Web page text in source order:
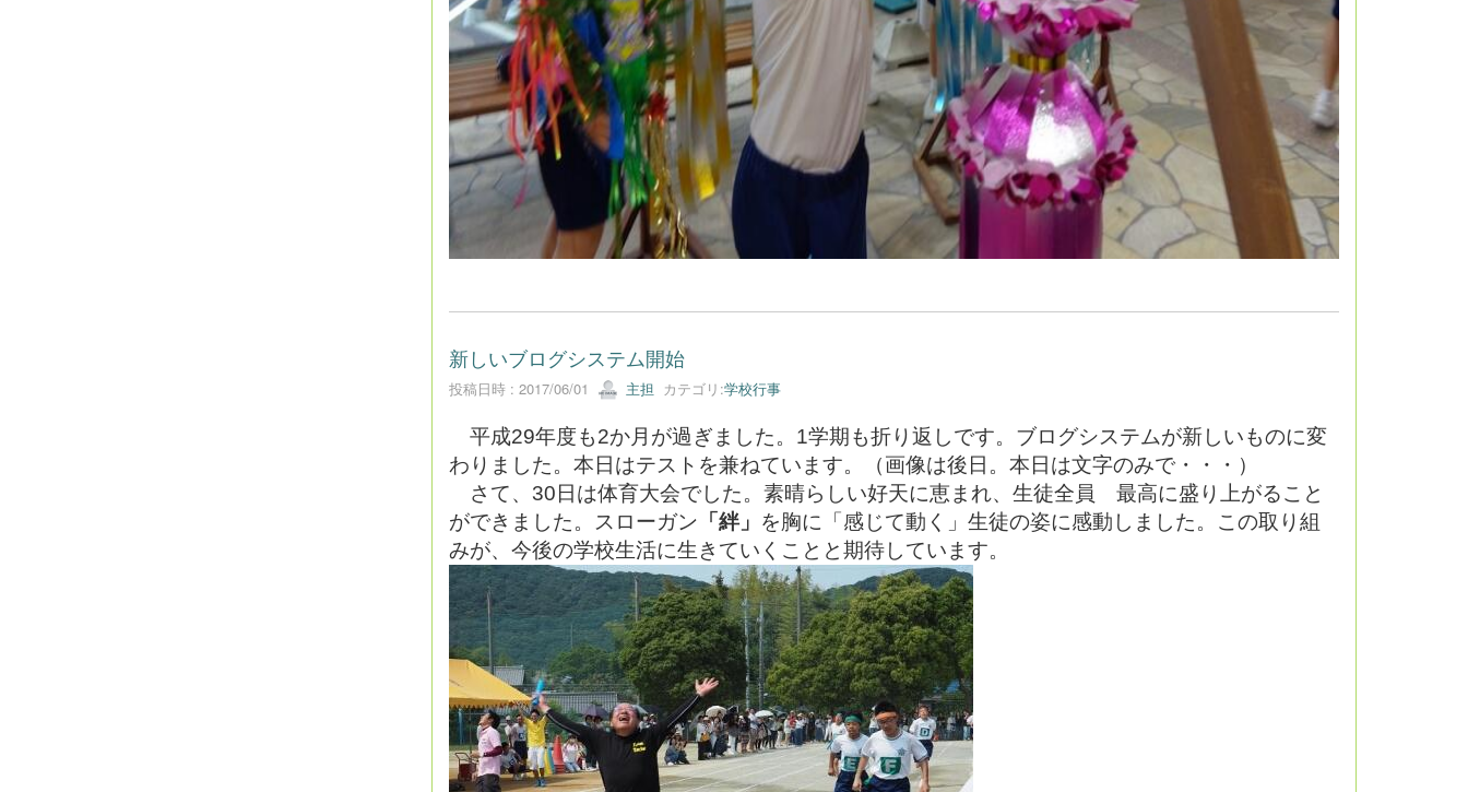
新しいブログシステム開始
投稿日時 : 2017/06/01 主担 カテゴリ:学校行事
平成29年度も2か月が過ぎました。1学期も折り返しです。ブログシステムが新しいものに変
わりました。本日はテストを兼ねています。（画像は後日。本日は文字のみで・・・）
さて、30日は体育大会でした。素晴らしい好天に恵まれ、生徒全員 最高に盛り上がること
ができました。スローガン 「絆」 を胸に「感じて動く」生徒の姿に感動しました。この取り組
みが、今後の学校生活に生きていくことと期待しています。